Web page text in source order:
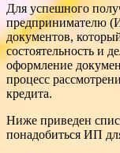
Для успешного
предпринимателю
документов,
состоятельность и
оформление
процесс
кредита.
Ниже приведен
понадобиться ИП